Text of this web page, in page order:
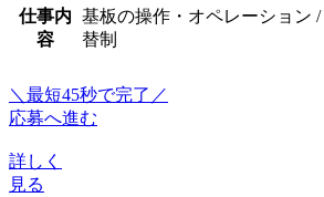
仕事内
容
基板の操作・オペレーション
替制
＼最短45秒で完了／
応募へ進む
詳しく
見る